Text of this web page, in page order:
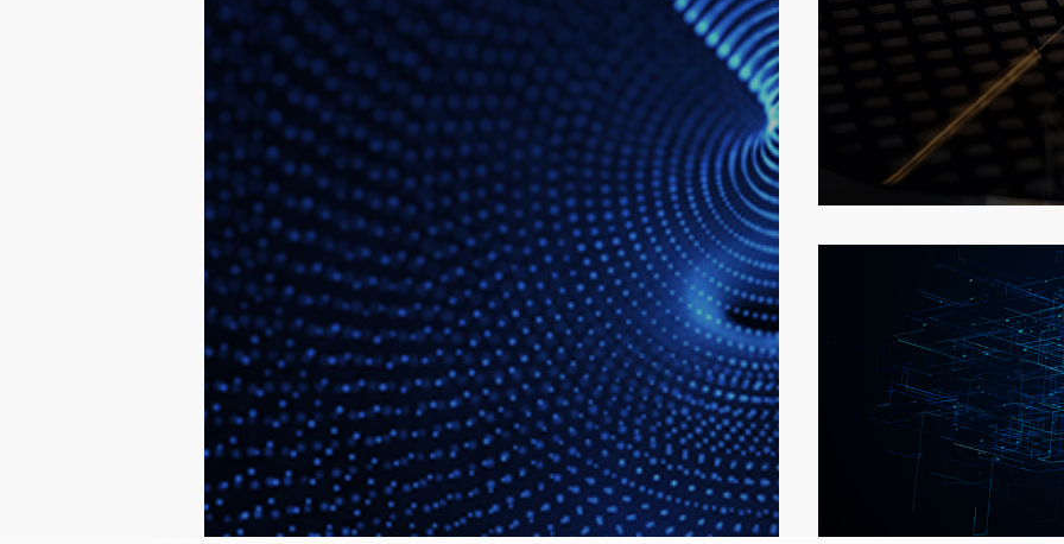
自动化测试线
半导体测试解
详细了解
LED测试解决